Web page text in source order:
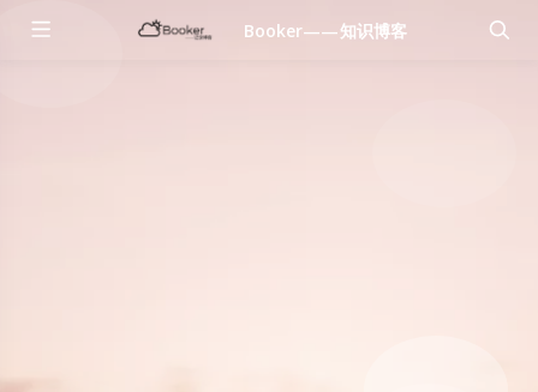
Booker——知识博客